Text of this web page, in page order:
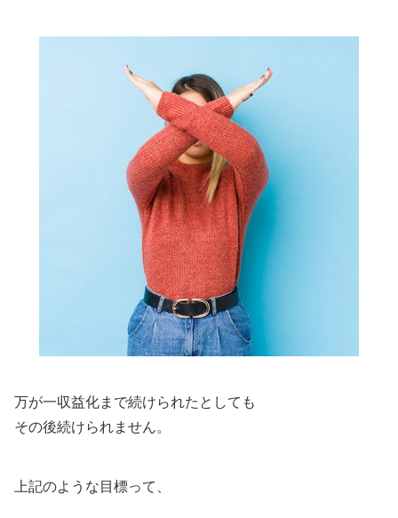
万が一収益化まで続けられたとしても
その後続けられません。
上記のような目標って、